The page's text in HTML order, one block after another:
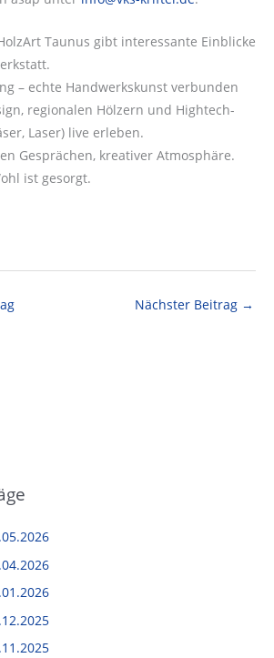
Taunus gibt interessante Einblicke
– echte Handwerkskunst verbunden
regionalen Hölzern und Hightech-
Laser) live erleben.
Gesprächen, kreativer Atmosphäre.
ist gesorgt.
Nächster Beitrag →